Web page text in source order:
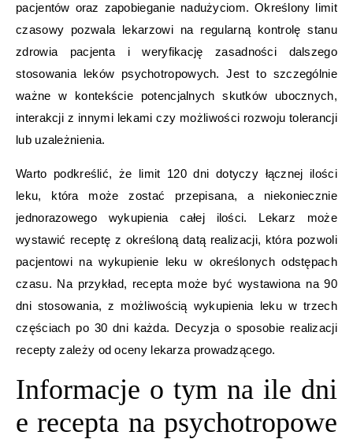
pacjentów oraz zapobieganie nadużyciom. Określony limit
czasowy pozwala lekarzowi na regularną kontrolę stanu
zdrowia pacjenta i weryfikację zasadności dalszego
stosowania leków psychotropowych. Jest to szczególnie
ważne w kontekście potencjalnych skutków ubocznych,
interakcji z innymi lekami czy możliwości rozwoju tolerancji
lub uzależnienia.
Warto podkreślić, że limit 120 dni dotyczy łącznej ilości
leku, która może zostać przepisana, a niekoniecznie
jednorazowego wykupienia całej ilości. Lekarz może
wystawić receptę z określoną datą realizacji, która pozwoli
pacjentowi na wykupienie leku w określonych odstępach
czasu. Na przykład, recepta może być wystawiona na 90
dni stosowania, z możliwością wykupienia leku w trzech
częściach po 30 dni każda. Decyzja o sposobie realizacji
recepty zależy od oceny lekarza prowadzącego.
Informacje o tym na ile dni
e recepta na psychotropowe